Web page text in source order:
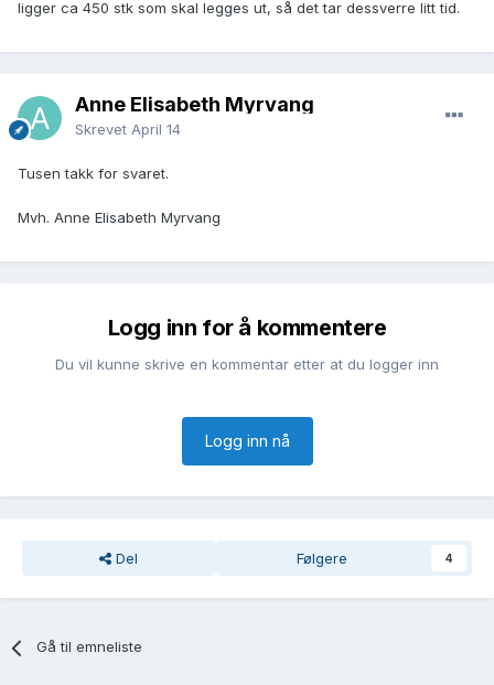
begravede sendt inn i februar i 2025.
Etter forslag fra dere skulle filene fra AMF ikke bli lagt ut,
når vi sendte dem inn skulle de legges ut og filene ville
da bli publisert i søkbar form.
Fra før ligger Fødte og døpte i søkbar form og den er
kirkeboken som ligger i søkbar form."
ligger ca 450 stk som skal legges ut, så det tar dessverre litt tid.
Anne Elisabeth Myrvang
Skrevet April 14
Tusen takk for svaret.
Mvh. Anne Elisabeth Myrvang
Logg inn for å kommentere
Du vil kunne skrive en kommentar etter at du logger inn
Logg inn nå
Del Følgere 4
Gå til emneliste